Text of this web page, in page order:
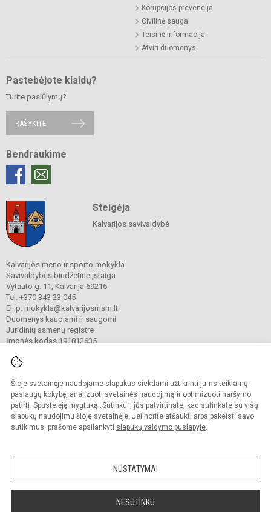
Šioje svetainėje naudojame slapukus siekdami užtikrinti jums teikiamų
paslaugų kokybę, analizuoti svetainės naudojimą ir optimizuoti naršymo
patirtį. Spustelėję mygtuką „Sutinku“, jūs patvirtinate, kad sutinkate su visų
slapukų naudojimu šioje svetainėje. Jei norite atšaukti arba pakeisti savo
sutikimus, prašome apsilankyti slapukų valdymo puslapyje.
NUSTATYMAI
NESUTINKU
Korupcijos prevencija
Civilinė sauga
Teisinė informacija
Atviri duomenys
Pastebėjote klaidų?
Turite pasiūlymų?
RAŠYKITE
Bendraukime
Steigėja
Kalvarijos savivaldybė
Kalvarijos meno ir sporto mokykla
Savivaldybės biudžetinė įstaiga
Vytauto g. 11, Kalvarija 69216
Tel. +370 343 23 045
El. p. mokykla@kalvarijosmsm.lt
Duomenys kaupiami ir saugomi
Juridinių asmenų registre
Įmonės kodas 191812635
© 2023. Kalvarijos meno ir sporto mokykla. Visos teisės saugomos.
Kopijuoti turinį be raštiško įstaigos administracijos sutikimo griežtai draudžiama.
Prieinamumo paraiška Slapukų valdymas
Sumanus būdas atnaujinti